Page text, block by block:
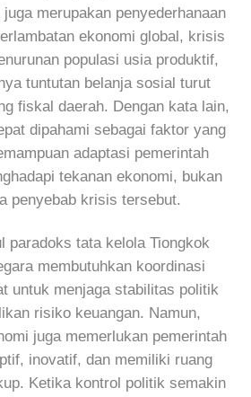
merupakan penyederhanaan
ekonomi global, krisis
populasi usia produktif,
tuntutan belanja sosial turut
fiskal daerah. Dengan kata lain,
dipahami sebagai faktor yang
adaptasi pemerintah
tekanan ekonomi, bukan
penyebab krisis tersebut.
paradoks tata kelola Tiongkok
membutuhkan koordinasi
untuk menjaga stabilitas politik
risiko keuangan. Namun,
juga memerlukan pemerintah
inovatif, dan memiliki ruang
Ketika kontrol politik semakin